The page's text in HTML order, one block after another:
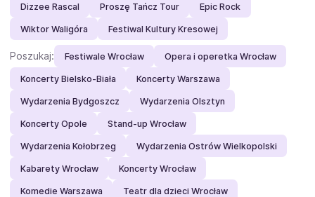
Dizzee Rascal Proszę Tańcz Tour Epic Rock
Wiktor Waligóra Festiwal Kultury Kresowej
Poszukaj: Festiwale Wrocław Opera i operetka Wrocław
Koncerty Bielsko-Biała Koncerty Warszawa
Wydarzenia Bydgoszcz Wydarzenia Olsztyn
Koncerty Opole Stand-up Wrocław
Wydarzenia Kołobrzeg Wydarzenia Ostrów Wielkopolski
Kabarety Wrocław Koncerty Wrocław
Komedie Warszawa Teatr dla dzieci Wrocław